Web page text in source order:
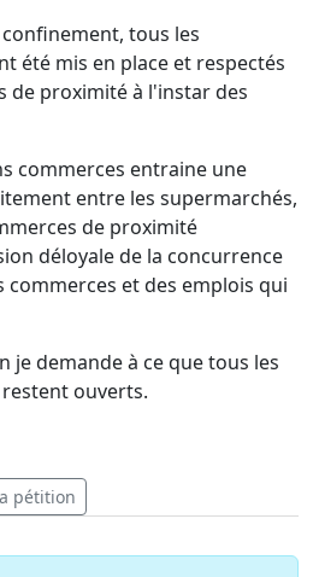
tous les
été mis en place et respectés
de proximité à l'instar des
commerces entraine une
entre les supermarchés,
de proximité
déloyale de la concurrence
commerces et des emplois qui
je demande à ce que tous les
ouverts.
pétition